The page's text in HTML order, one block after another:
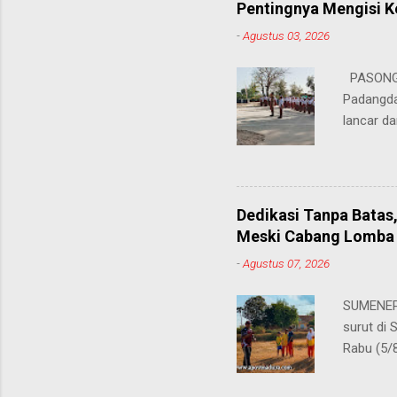
sangat
Pentingnya Mengisi
-Agustus 03, 2026
lancar
penting
ia
para
dalam
mampu
belaja...
Dedikasi Tanpa
Meski Cabang
-Agustus 07, 2026
surut di
Rabu (5/
ini,